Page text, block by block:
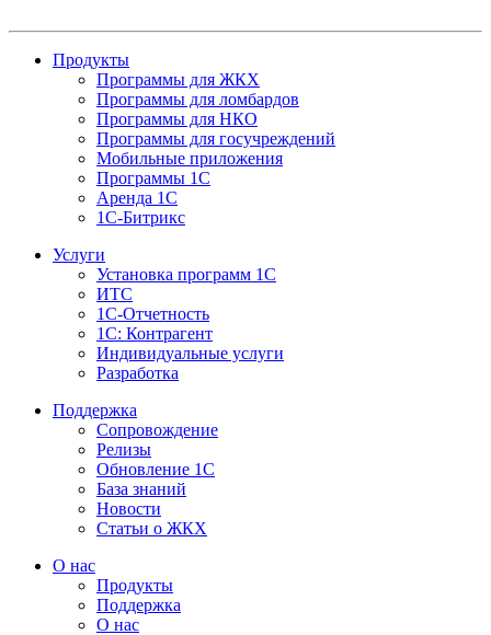
Продукты
Программы для ЖКХ
Программы для ломбардов
Программы для НКО
Программы для госучреждений
Мобильные приложения
Программы 1С
Аренда 1С
1С-Битрикс
Услуги
Установка программ 1С
ИТС
1С-Отчетность
1С: Контрагент
Индивидуальные услуги
Разработка
Поддержка
Сопровождение
Релизы
Обновление 1С
База знаний
Новости
Статьи о ЖКХ
О нас
Продукты
Поддержка
О нас